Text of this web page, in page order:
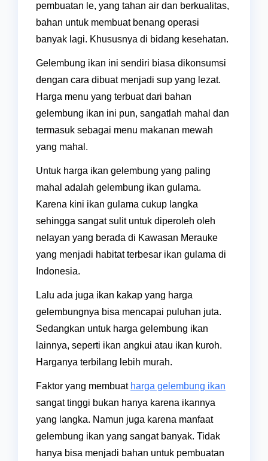
pembuatan le, yang tahan air dan berkualitas,
bahan untuk membuat benang operasi
banyak lagi. Khususnya di bidang kesehatan.
Gelembung ikan ini sendiri biasa dikonsumsi
dengan cara dibuat menjadi sup yang lezat.
Harga menu yang terbuat dari bahan
gelembung ikan ini pun, sangatlah mahal dan
termasuk sebagai menu makanan mewah
yang mahal.
Untuk harga ikan gelembung yang paling
mahal adalah gelembung ikan gulama.
Karena kini ikan gulama cukup langka
sehingga sangat sulit untuk diperoleh oleh
nelayan yang berada di Kawasan Merauke
yang menjadi habitat terbesar ikan gulama di
Indonesia.
Lalu ada juga ikan kakap yang harga
gelembungnya bisa mencapai puluhan juta.
Sedangkan untuk harga gelembung ikan
lainnya, seperti ikan angkui atau ikan kuroh.
Harganya terbilang lebih murah.
Faktor yang membuat harga gelembung ikan
sangat tinggi bukan hanya karena ikannya
yang langka. Namun juga karena manfaat
gelembung ikan yang sangat banyak. Tidak
hanya bisa menjadi bahan untuk pembuatan